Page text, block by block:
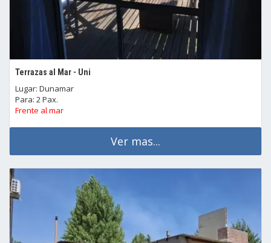
Terrazas al Mar - Uni
Lugar: Dunamar
Para: 2 Pax.
Frente al mar
Ver mas...